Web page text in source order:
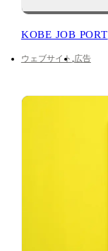
KOBE JOB PORT
ウェブサイト 広告